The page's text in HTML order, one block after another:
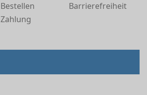
Bestellen
Zahlung
Barrierefreiheit